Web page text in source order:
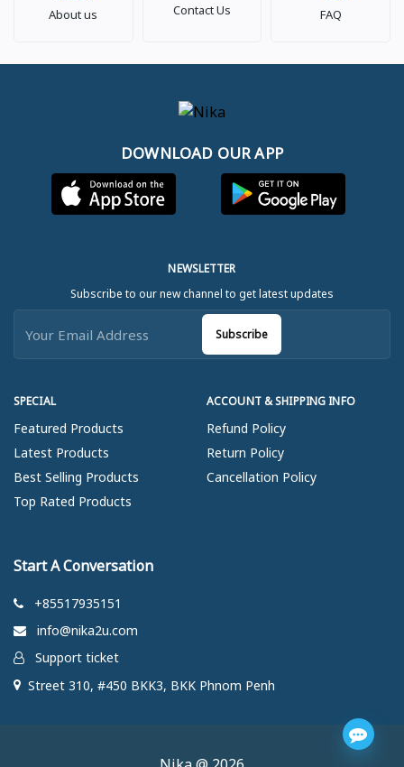
About us Contact Us FAQ
DOWNLOAD OUR APP
SPECIAL
Featured Products
Latest Products
Best Selling Products
Top Rated Products
ACCOUNT & SHIPPING INFO
Refund Policy
Return Policy
Cancellation Policy
NEWSLETTER
Subscribe to our new channel to get latest updates
Subscribe
Start A Conversation
+85517935151
info@nika2u.com
Support ticket
Street 310, #450 BKK3, BKK Phnom Penh